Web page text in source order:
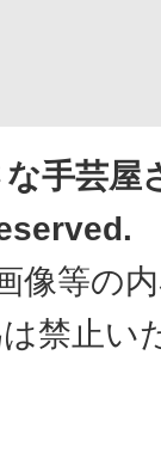
手芸屋
像等の
禁止い